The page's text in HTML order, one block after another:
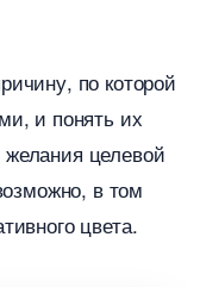
по которой
и понять их
целевой
в том
цвета.